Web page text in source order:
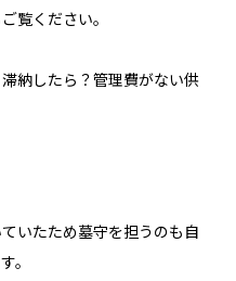
覧ください。
納したら？管理費がない供
いたため墓守を担うのも自
。